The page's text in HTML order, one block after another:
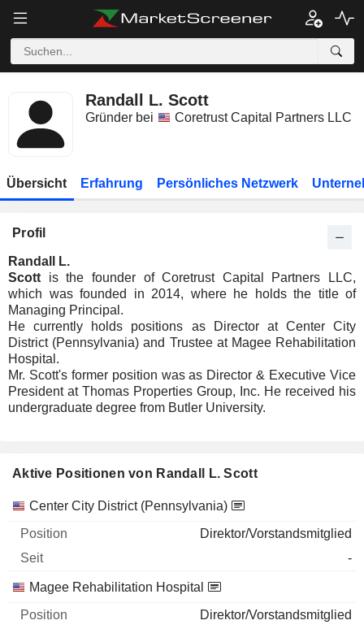
Randall L. Scott
Gründer bei Coretrust Capital Partners LLC
Übersicht Erfahrung Persönliches Netzwerk
Profil
Randall L.
Scott is the founder of Coretrust Capital Partners LLC,
which was founded in 2014, where he holds the title of
Managing Principal.
He currently holds positions as Director at Center City
District (Pennsylvania) and Trustee at Magee Rehabilitation
Hospital.
Mr. Scott's former position was as Director & Executive Vice
President at Thomas Properties Group, Inc. He received his
undergraduate degree from Butler University.
Aktive Positionen von Randall L. Scott
Unternehmen Position Beginn
Center City District (Pennsylvania)
Direktor/Vorstandsmitglied
-
Magee Rehabilitation Hospital
Direktor/Vorstandsmitglied